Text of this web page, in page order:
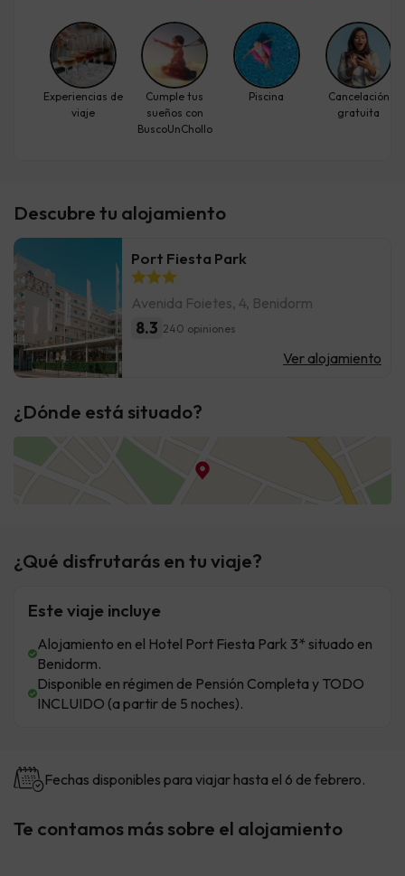
Descubre tu alojamiento
Port Fiesta Park
Avenida Foietes, 4, Benidorm
8.3 240 opiniones
Ver alojamiento
¿Dónde está situado?
¿Qué disfrutarás en tu viaje?
Este viaje incluye
Alojamiento en el Hotel Port Fiesta Park 3* situado en
Benidorm.
Disponible en régimen de Pensión Completa y TODO
INCLUIDO (a partir de 5 noches).
Fechas disponibles para viajar hasta el 6 de febrero.
Te contamos más sobre el alojamiento
Experiencias de
viaje
Cumple tus
sueños con
BuscoUnChollo
Piscina
Cancelación
gratuita